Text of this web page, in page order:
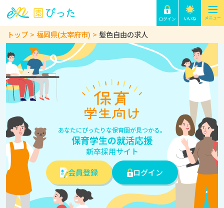
トップ 福岡県(太宰府市) 髪色自由の求人
あなたにぴったりな保育園が見つかる。
保育学生の就活応援
新卒採用サイト
会員登録
ログイン